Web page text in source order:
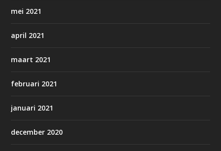
mei 2021
april 2021
maart 2021
februari 2021
januari 2021
december 2020